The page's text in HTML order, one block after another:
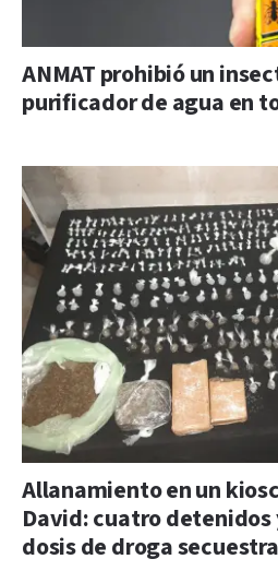
ANMAT prohibió un
purificador de agua en
Allanamiento en un
David: cuatro detenidos
dosis de droga